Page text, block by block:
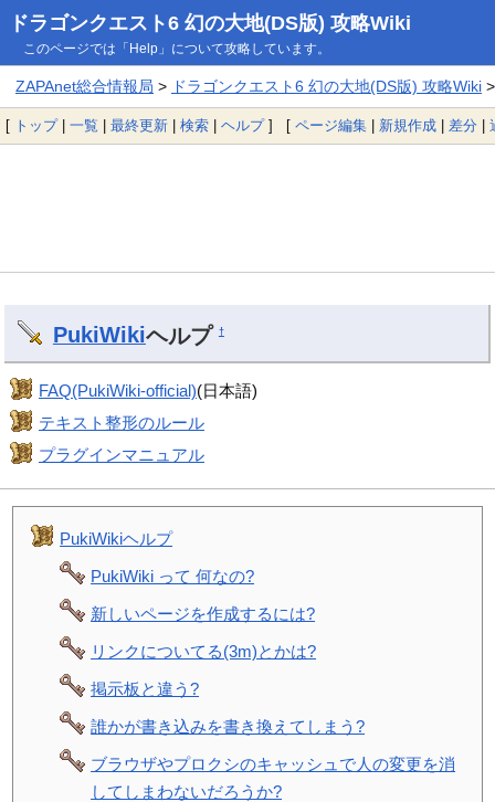
ドラゴンクエスト6 幻の大地(DS版) 攻略Wiki
このページでは「Help」について攻略しています。
ZAPAnet総合情報局 > ドラゴンクエスト6 幻の大地(DS版) 攻略Wiki>
[ トップ| 一覧 | 最終更新 | 検索 | ヘルプ] [ ページ編集 | 新規作成 | 差分 |
PukiWikiヘルプ †
FAQ(PukiWiki-official)(日本語)
テキスト整形のルール
プラグインマニュアル
PukiWikiヘルプ
PukiWiki って 何なの?
新しいページを作成するには?
リンクについてる(3m)とかは?
掲示板と違う?
誰かが書き込みを書き換えてしまう?
ブラウザやプロクシのキャッシュで人の変更を消
してしまわないだろうか?